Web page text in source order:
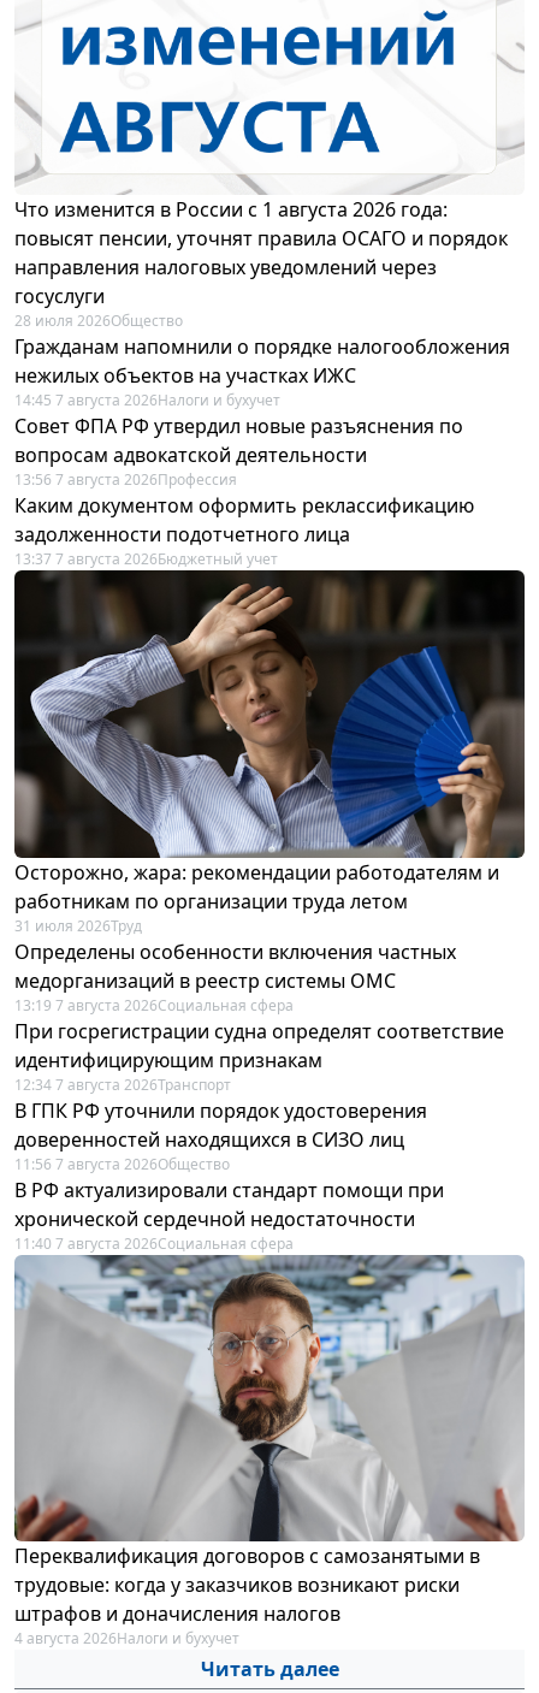
Что изменится в России с 1 августа 2026 года:
повысят пенсии, уточнят правила ОСАГО и порядок
направления налоговых уведомлений через
госуслуги
28 июля 2026Общество
Гражданам напомнили о порядке налогообложения
нежилых объектов на участках ИЖС
14:45 7 августа 2026Налоги и бухучет
Совет ФПА РФ утвердил новые разъяснения по
вопросам адвокатской деятельности
13:56 7 августа 2026Профессия
Каким документом оформить реклассификацию
задолженности подотчетного лица
13:37 7 августа 2026Бюджетный учет
Осторожно, жара: рекомендации работодателям и
работникам по организации труда летом
31 июля 2026Труд
Определены особенности включения частных
медорганизаций в реестр системы ОМС
13:19 7 августа 2026Социальная сфера
При госрегистрации судна определят соответствие
идентифицирующим признакам
12:34 7 августа 2026Транспорт
В ГПК РФ уточнили порядок удостоверения
доверенностей находящихся в СИЗО лиц
11:56 7 августа 2026Общество
В РФ актуализировали стандарт помощи при
хронической сердечной недостаточности
11:40 7 августа 2026Социальная сфера
Переквалификация договоров с самозанятыми в
трудовые: когда у заказчиков возникают риски
штрафов и доначисления налогов
4 августа 2026Налоги и бухучет
Читать далее